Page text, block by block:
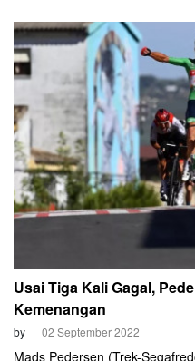
Usai Tiga Kali Gagal,
Kemenangan
by 02 September 2022
Mads Pedersen (Trek-